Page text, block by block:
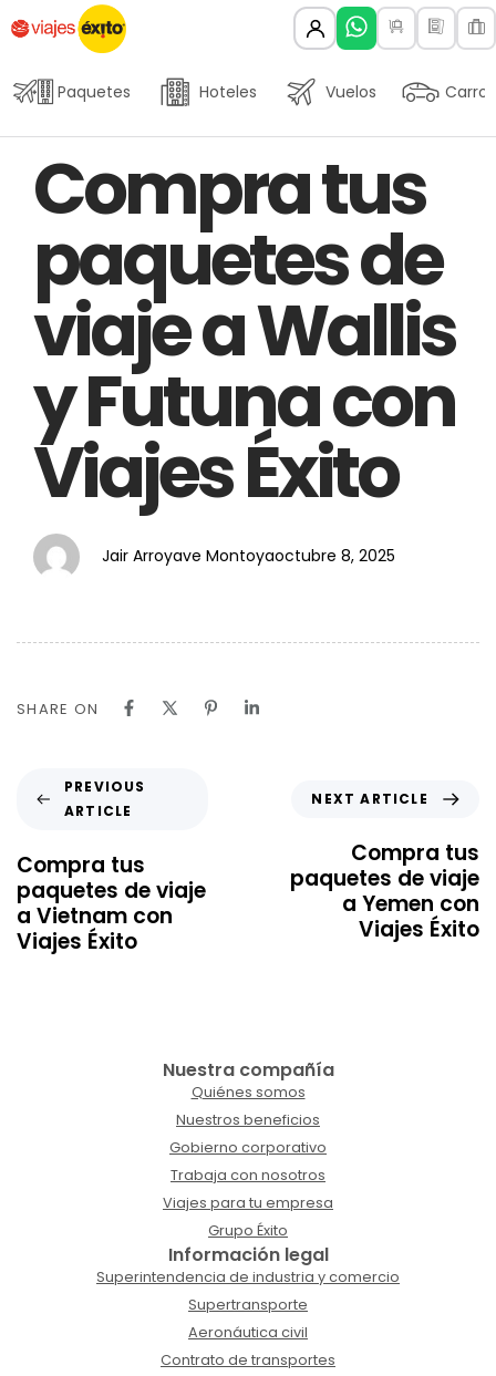
Paquetes Hoteles Vuelos Carros
IN:
Compra tus
paquetes de
viaje a Wallis
y Futuna con
Viajes Éxito
Jair Arroyave Montoya
on:
octubre 8, 2025
SHARE ON
PREVIOUS
ARTICLE
Compra tus
paquetes de viaje
a Vietnam con
Viajes Éxito
NEXT ARTICLE
Compra tus
paquetes de viaje
a Yemen con
Viajes Éxito
Nuestra compañía
Quiénes somos
Nuestros beneficios
Gobierno corporativo
Trabaja con nosotros
Viajes para tu empresa
Grupo Éxito
Información legal
Superintendencia de industria y comercio
Supertransporte
Aeronáutica civil
Contrato de transportes